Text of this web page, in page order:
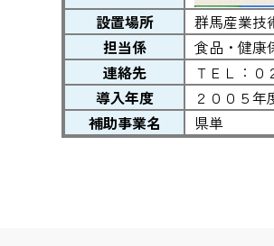
設置場所
群馬産業技
担当係
食品・健康
連絡先
ＴＥＬ：０
導入年度
２００５年
補助事業名
県単